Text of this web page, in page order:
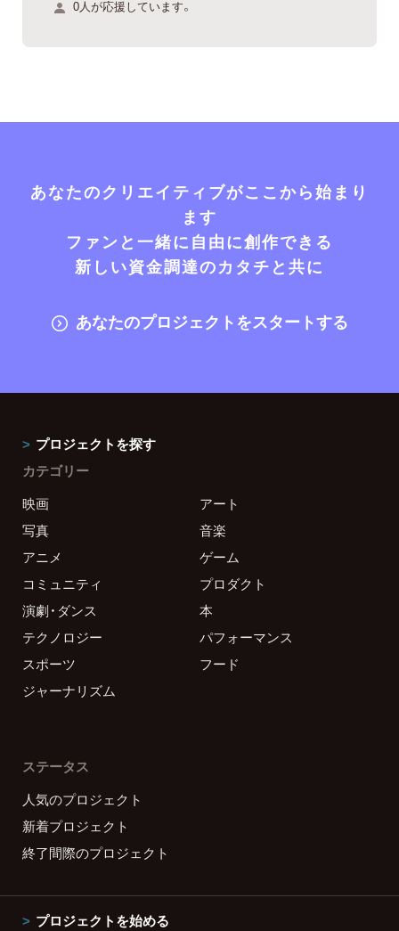
0人が応援しています。
あなたのクリエイティブがここから始まり
ます
ファンと一緒に自由に創作できる
新しい資金調達のカタチと共に
あなたのプロジェクトをスタートする
プロジェクトを探す
カテゴリー
映画
アート
写真
音楽
アニメ
ゲーム
コミュニティ
プロダクト
演劇・ダンス
本
テクノロジー
パフォーマンス
スポーツ
フード
ジャーナリズム
ステータス
人気のプロジェクト
新着プロジェクト
終了間際のプロジェクト
プロジェクトを始める